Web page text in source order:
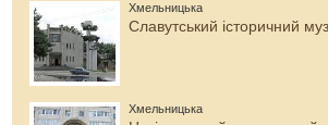
Хмельницька
Славутський історичний
Хмельницька